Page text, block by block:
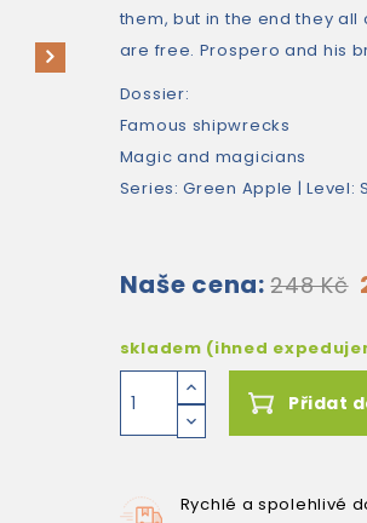
them, but in the end they
are free. Prospero and his
Dossier:
Famous shipwrecks
Magic and magicians
Series: Green Apple | Level:
Naše cena: 248 Kč
skladem (ihned
Přidat
Rychlé a spolehlivé